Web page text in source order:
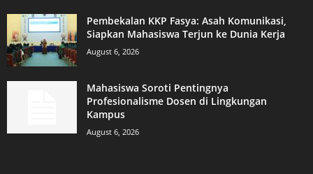
Pembekalan KKP Fasya: Asah Komunikasi,
Siapkan Mahasiswa Terjun ke Dunia Kerja
August 6, 2026
Mahasiswa Soroti Pentingnya
Profesionalisme Dosen di Lingkungan
Kampus
August 6, 2026